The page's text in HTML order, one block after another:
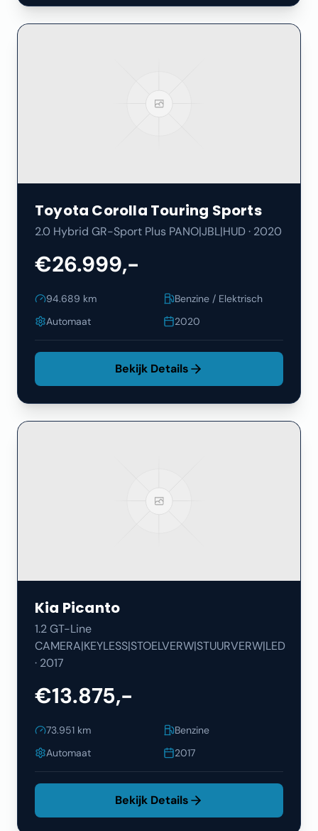
Toyota Corolla Touring Sports
2.0 Hybrid GR-Sport Plus PANO|JBL|HUD· 2020
€26.999,-
94.689 km
Benzine / Elektrisch
Automaat
2020
Bekijk Details
Kia Picanto
1.2 GT-Line
CAMERA|KEYLESS|STOELVERW|STUURVERW|LED
· 2017
€13.875,-
73.951 km
Benzine
Automaat
2017
Bekijk Details